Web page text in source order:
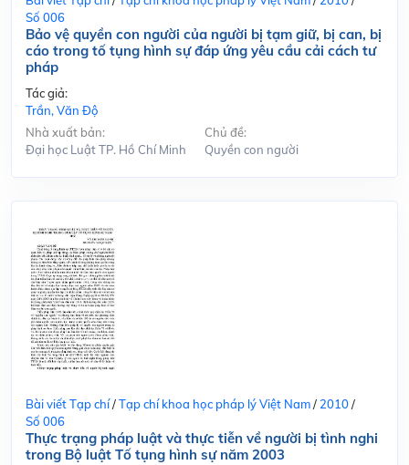
Số 006
Bảo vệ quyền con người của người bị tạm giữ, bị can, bị
cáo trong tố tụng hình sự đáp ứng yêu cầu cải cách tư
pháp
Tác giả:
Trần, Văn Độ
Nhà xuất bản:
Đại học Luật TP. Hồ Chí Minh
Chủ đề:
Quyền con người
Bài viết Tạp chí/Tạp chí khoa học pháp lý Việt Nam/ 2010/
Số 006
Thực trạng pháp luật và thực tiễn về người bị tình nghi
trong Bộ luật Tố tụng hình sự năm 2003